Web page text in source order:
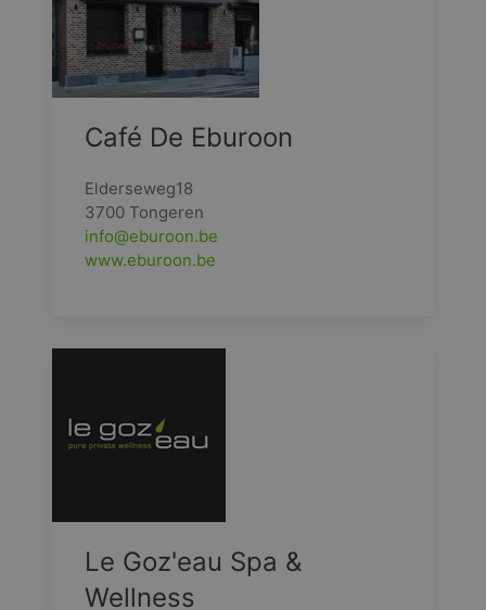
Café De Eburoon
Elderseweg18
3700 Tongeren
info@eburoon.be
www.eburoon.be
Le Goz'eau Spa &
Wellness